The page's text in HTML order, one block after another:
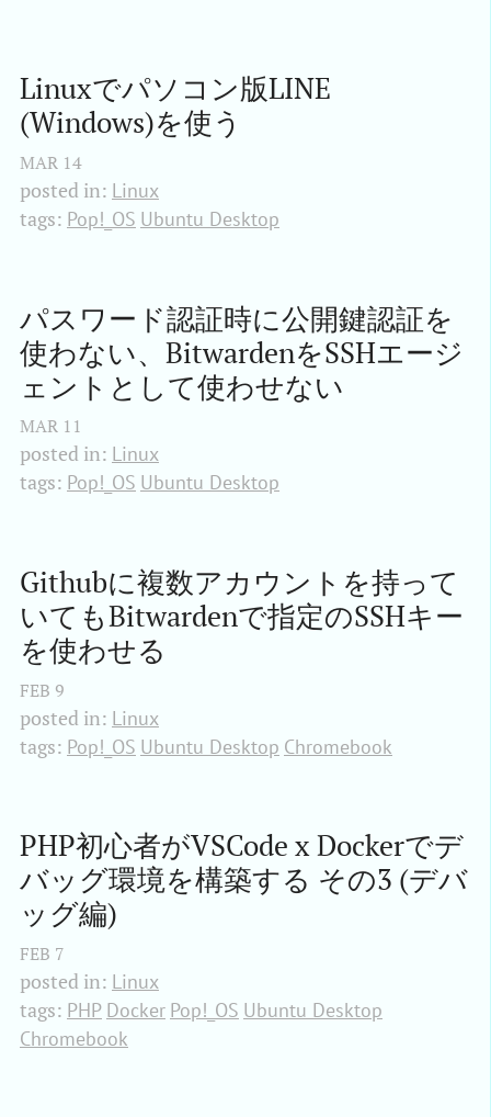
Linuxでパソコン版LINE
(Windows)を使う
MAR 14
posted in: Linux
tags: Pop!_OS Ubuntu Desktop
パスワード認証時に公開鍵認証を
使わない、BitwardenをSSHエージ
ェントとして使わせない
MAR 11
posted in: Linux
tags: Pop!_OS Ubuntu Desktop
Githubに複数アカウントを持って
いてもBitwardenで指定のSSHキー
を使わせる
FEB 9
posted in: Linux
tags: Pop!_OS Ubuntu Desktop Chromebook
PHP初心者がVSCode x Dockerでデ
バッグ環境を構築する その3 (デバ
ッグ編)
FEB 7
posted in: Linux
tags: PHP Docker Pop!_OS Ubuntu Desktop
Chromebook